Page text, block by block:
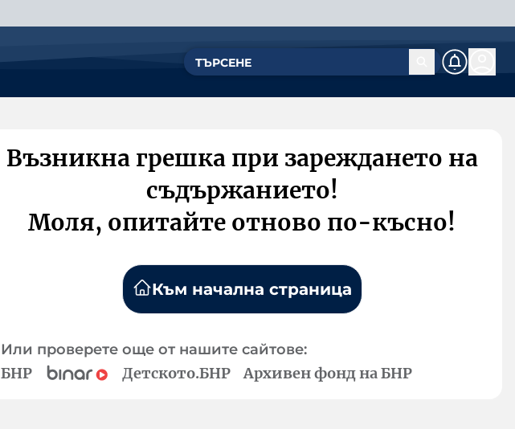
Възникна грешка при зареждането на
съдържанието!
Моля, опитайте отново по-късно!
Към начална страница
Или проверете още от нашите сайтове:
БНР Детското.БНР Архивен фонд на БНР